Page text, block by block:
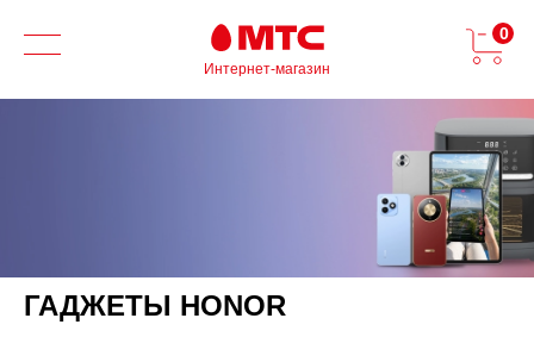
Интернет-магазин
0
ГАДЖЕТЫ HONOR